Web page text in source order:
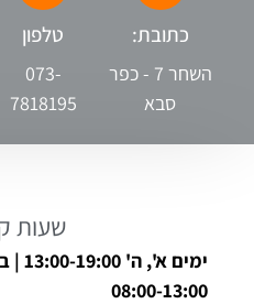
כתובת:
השחר 7 - כפר
סבא
טלפון
073-
7818195
שעות
08:00-13:00